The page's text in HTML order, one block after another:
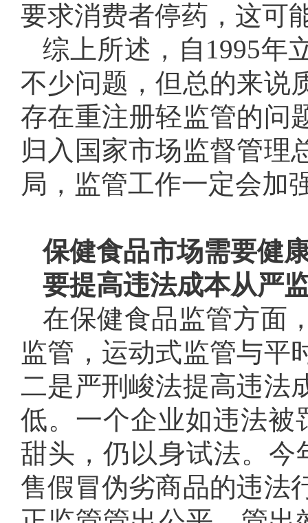
要求消费者停药，这可
综上所述，自1995年
不少问题，但总的来说
存在重注册轻监管的问
归入国家市场监督管理
局，监管工作一定会加
保健食品市场需要健
要提高违法成本从严
在保健食品监管方面
监管，运动式监管与平
二是严刑峻法提高违法
低。一个企业如违法被
甜头，仍以身试法。今
售假冒伪劣商品的违法